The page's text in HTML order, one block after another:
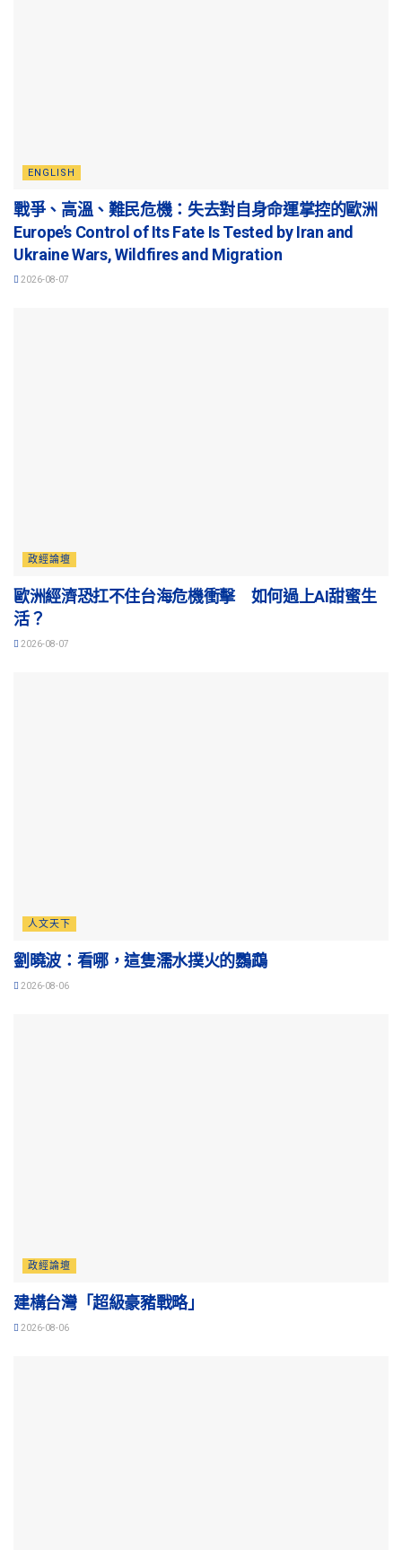
ENGLISH
戰爭、高溫、難民危機：失去對自身命運掌控的歐洲
Europe’s Control of Its Fate Is Tested by Iran and
Ukraine Wars, Wildfires and Migration
2026-08-07
政經論壇
歐洲經濟恐扛不住台海危機衝擊 如何過上AI甜蜜生
活？
2026-08-07
人文天下
劉曉波：看哪，這隻濡水撲火的鸚鵡
2026-08-06
政經論壇
建構台灣「超級豪豬戰略」
2026-08-06